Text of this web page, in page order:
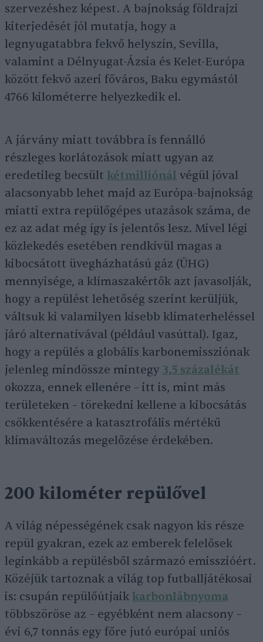
szervezéshez képest. A bajnokság földrajzi
kiterjedését jól mutatja, hogy a
legnyugatabbra fekvő helyszín, Sevilla,
valamint a Délnyugat-Ázsia és Kelet-Európa
között fekvő azeri főváros, Baku egymástól
4766 kilométerre helyezkedik el.
A járvány miatt továbbra is fennálló
részleges korlátozások miatt ugyan az
eredetileg becsült kétmilliónál végül jóval
alacsonyabb lehet majd az Európa-bajnokság
miatti extra repülőgépes utazások száma, de
ez az adat még így is jelentős lesz. Mivel légi
közlekedés esetében rendkívül magas a
kibocsátott üvegházhatású gáz (ÜHG)
mennyisége, a klímaszakértők azt javasolják,
hogy a repülést lehetőség szerint kerüljük,
váltsuk ki valamilyen kisebb klímaterheléssel
járó alternatívával (például vasúttal). Igaz,
hogy a repülés a globális karbonemissziónak
jelenleg mindössze mintegy 3,5 százalékát
okozza, ennek ellenére – itt is, mint más
területeken – törekedni kellene a kibocsátás
csökkentésére a katasztrofális mértékű
klímaváltozás megelőzése érdekében.
200 kilométer repülővel
A világ népességének csak nagyon kis része
repül gyakran, ezek az emberek felelősek
leginkább a repülésből származó emisszióért.
Közéjük tartoznak a világ top futballjátékosai
is: csupán repülőútjaik karbonlábnyoma
többszöröse az – egyébként nem alacsony –
évi 6,7 tonnás egy főre jutó európai uniós